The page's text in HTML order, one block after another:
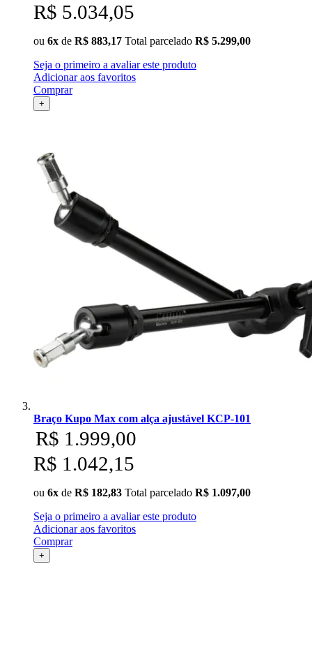
R$ 5.034,05
ou 6x de R$ 883,17 Total parcelado R$ 5.299,00
Seja o primeiro a avaliar este produto
Adicionar aos favoritos
Comprar
+
Braço Kupo Max com alça ajustável KCP-101
R$ 1.999,00
R$ 1.042,15
ou 6x de R$ 182,83 Total parcelado R$ 1.097,00
Seja o primeiro a avaliar este produto
Adicionar aos favoritos
Comprar
+